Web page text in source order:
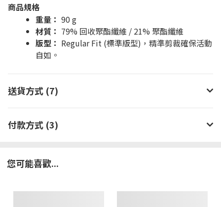
商品規格
重量： 90 g
材質： 79% 回收聚酯纖維 / 21% 聚酯纖維
版型： Regular Fit (標準版型)，精準剪裁確保活動
自如。
送貨方式 (7)
付款方式 (3)
您可能喜歡...